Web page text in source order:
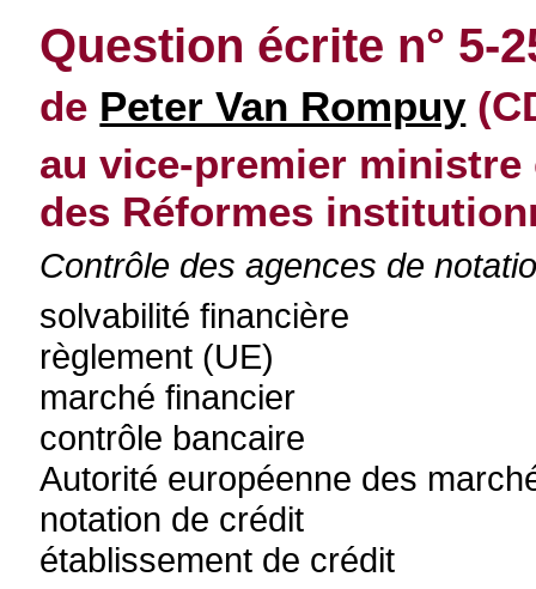
Question écrite n° 5-
de Peter Van Rompuy
au vice-premier
des Réformes
Contrôle des agences de
solvabilité financière
règlement (UE)
marché financier
contrôle bancaire
Autorité européenne des
notation de crédit
établissement de crédit